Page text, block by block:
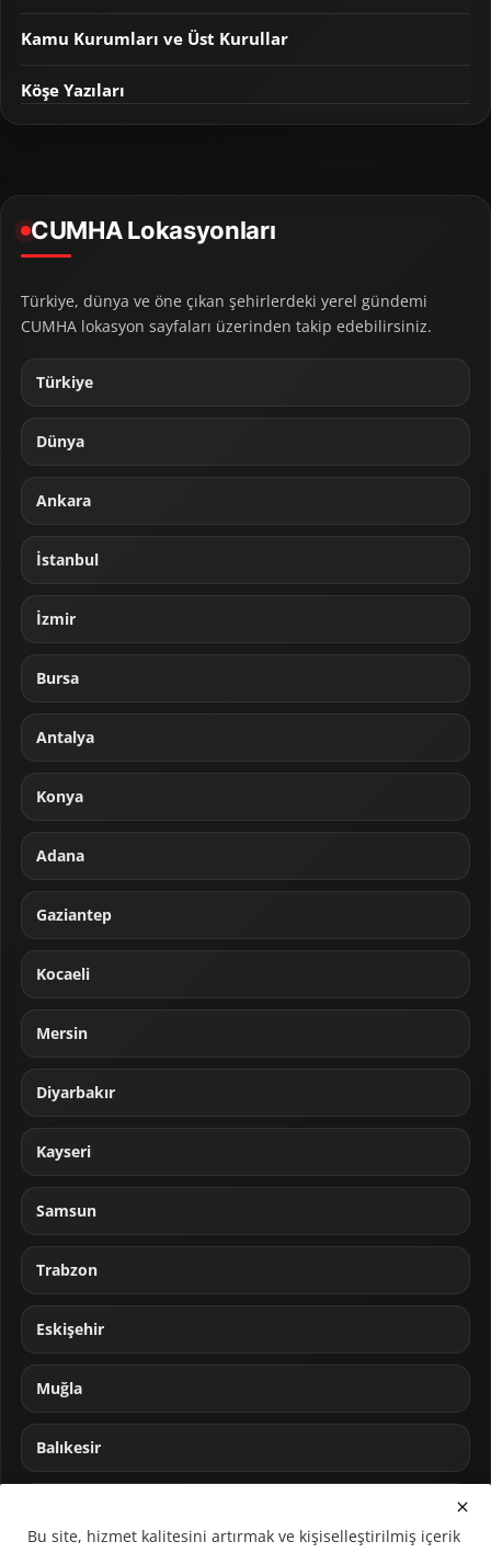
Kamu Kurumları ve Üst Kurullar
Köşe Yazıları
CUMHA Lokasyonları
Türkiye, dünya ve öne çıkan şehirlerdeki yerel gündemi
CUMHA lokasyon sayfaları üzerinden takip edebilirsiniz.
Türkiye
Dünya
Ankara
İstanbul
İzmir
Bursa
Antalya
Konya
Adana
Gaziantep
Kocaeli
Mersin
Diyarbakır
Kayseri
Samsun
Trabzon
Eskişehir
Muğla
Balıkesir
Bu site, hizmet kalitesini artırmak ve kişiselleştirilmiş içerik